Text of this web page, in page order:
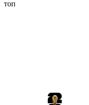
топ